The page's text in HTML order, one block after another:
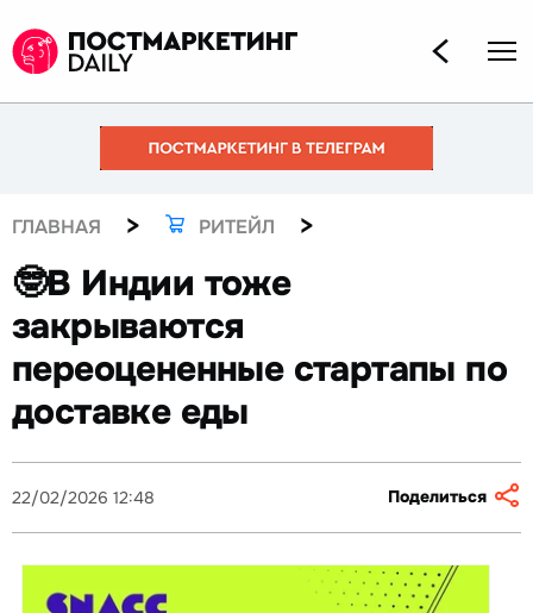
ГЛАВНАЯ > РИТЕЙЛ >
🤓В Индии тоже
закрываются
переоцененные стартапы по
доставке еды
22/02/2026 12:48 Поделиться